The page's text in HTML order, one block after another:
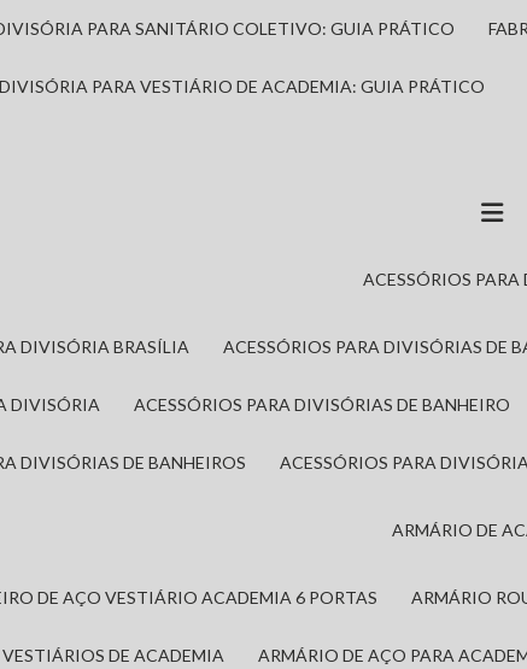
PARA SANITÁRIO COLETIVO: GUIA PRÁTICO
PARA VESTIÁRIO DE ACADEMIA: GUIA PRÁTICO
ACESSÓRIOS
DIVISÓRIA BRASÍLIA ACESSÓRIOS PARA DIVISÓRIAS DE
DIVISÓRIA ACESSÓRIOS PARA DIVISÓRIAS DE BANHEIRO
DIVISÓRIAS DE BANHEIROS ACESSÓRIOS PARA
ARMÁRIO DE
DE AÇO VESTIÁRIO ACADEMIA 6 PORTAS ARMÁRIO
VESTIÁRIOS DE ACADEMIA ARMÁRIO DE AÇO PARA